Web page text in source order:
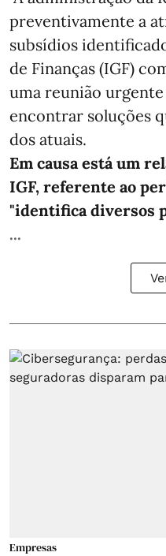
preventivamente a
subsídios
de Finanças (IGF)
uma reunião
encontrar soluções
dos atuais.
Em causa está um
IGF, referente ao
"identifica diversos
...
Empresas